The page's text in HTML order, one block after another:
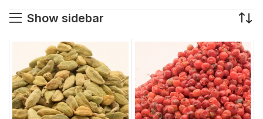
Show sidebar